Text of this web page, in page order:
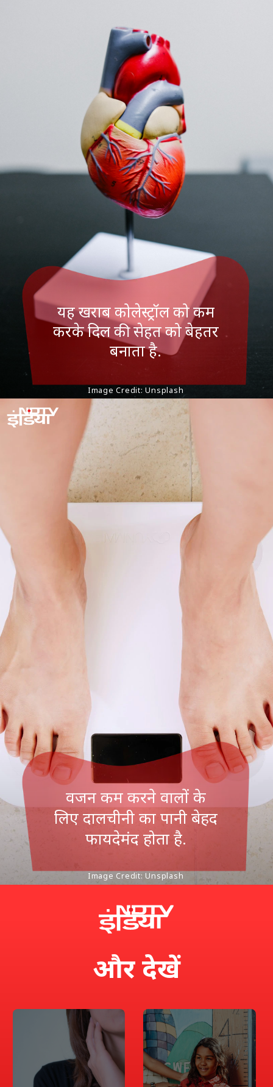
यह खराब कोलेस्ट्रॉल को कम
करके दिल की सेहत को बेहतर
बनाता है.
Image Credit: Unsplash
वजन कम करने वालों के
लिए दालचीनी का पानी बेहद
फायदेमंद होता है.
Image Credit: Unsplash
और देखें